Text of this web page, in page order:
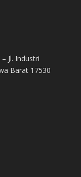
Jl. Industri
Barat 17530